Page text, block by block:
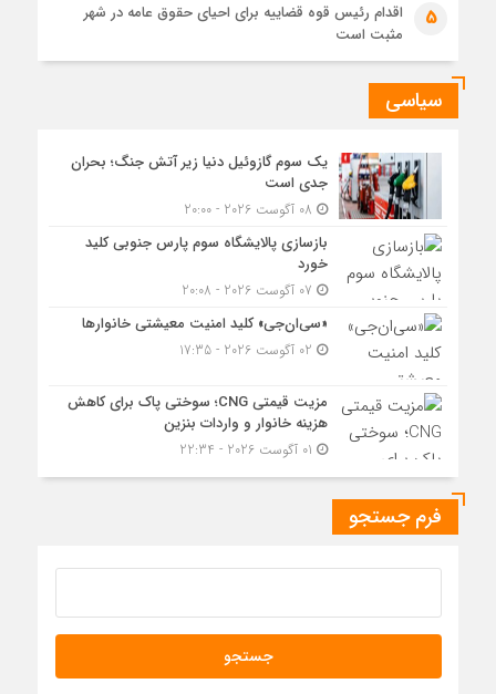
5
اقدام رئیس قوه قضاییه برای احیای حقوق عامه در شهر
مثبت است
سیاسی
یک سوم گازوئیل دنیا زیر آتش جنگ؛ بحران
جدی است
بازسازی پالایشگاه سوم پارس جنوبی کلید
خورد
«سی‌ان‌جی» کلید امنیت معیشتی خانوارها
مزیت قیمتی CNG؛ سوختی پاک برای کاهش
هزینه خانوار و واردات بنزین
فرم جستجو